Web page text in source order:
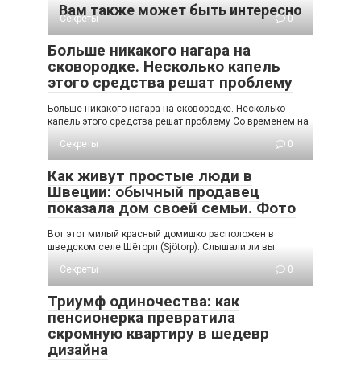
Вам также может быть интересно
Секреты 0
Больше никакого нагара на
сковородке. Несколько капель
этого средства решат проблему
Больше никакого нагара на сковородке. Несколько
капель этого средства решат проблему Со временем на
Секреты
0
Как живут простые люди в
Швеции: обычный продавец
показала дом своей семьи. Фото
Вот этот милый красный домишко расположен в
шведском селе Шёторп (Sjötorp). Слышали ли вы
Секреты
0
Триумф одиночества: как
пенсионерка превратила
скромную квартиру в шедевр
дизайна